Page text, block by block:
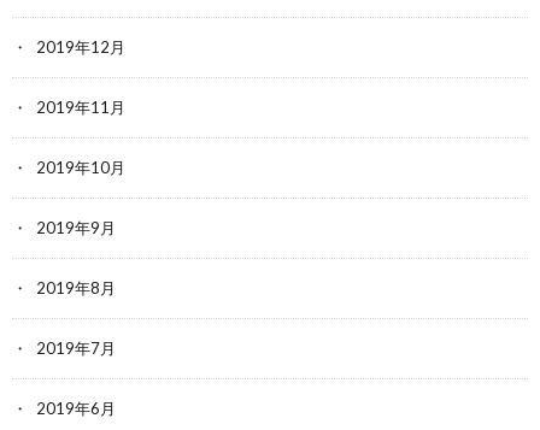
2019年12月
2019年11月
2019年10月
2019年9月
2019年8月
2019年7月
2019年6月